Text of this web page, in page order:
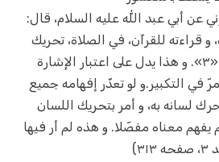
عن أبي عبد اللّٰه عليه السلام، قال:
و قراءته للقرآن، في الصلاة، تحريك
لسانه و إشارته بإصبعه» «۳». و هذا يدل على اعتبار الإشارة
في التكبير.و لو تعذّر إفهامه جميع
لسانه به، و أمر بتحريك اللسان
يفهم معناه مفصّلا. و هذه لم أر فيها